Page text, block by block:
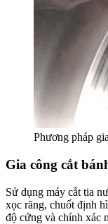
Phương pháp
Gia công cắt
Sử dụng máy cắt tia
xọc răng, chuốt định
độ cứng và chính xác